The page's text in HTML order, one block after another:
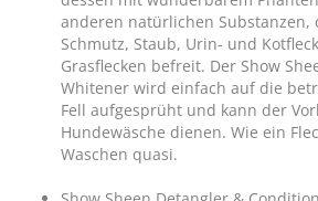
anderen natürlichen Substanzen,
Schmutz, Staub, Urin- und
Grasflecken befreit. Der Show
Whitener wird einfach auf die
Fell aufgesprüht und kann der
Hundewäsche dienen. Wie ein
Waschen quasi.